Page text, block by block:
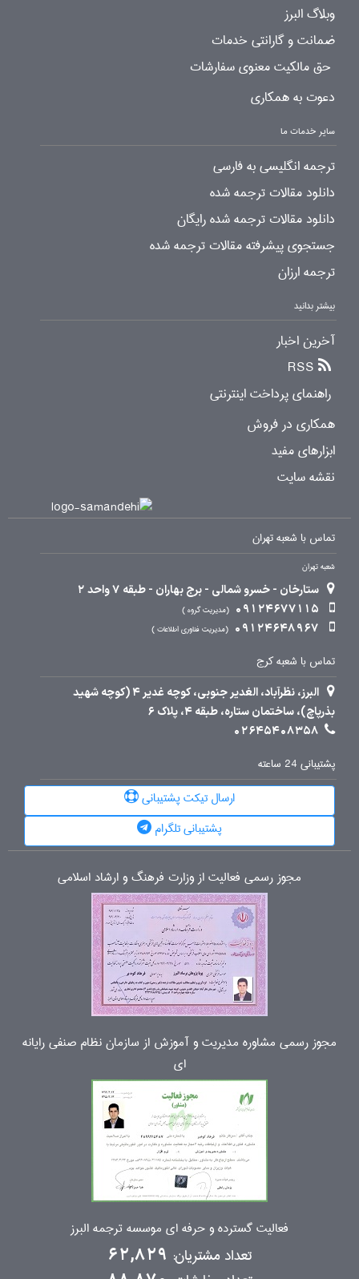
وبلاگ البرز
ضمانت و گارانتی خدمات
حق مالکیت معنوی سفارشات
دعوت به همکاری
سایر خدمات ما
ترجمه انگلیسی به فارسی
دانلود مقالات ترجمه شده
دانلود مقالات ترجمه شده رایگان
جستجوی پیشرفته مقالات ترجمه شده
ترجمه ارزان
بیشتر بدانید
آخرین اخبار
RSS
راهنمای پرداخت اینترنتی
همکاری در فروش
ابزارهای مفید
نقشه سایت
تماس با شعبه تهران
شعبه تهران
ستارخان - خسرو شمالی - برج بهاران - طبقه 7 واحد 2
09124677115
مدیریت گروه
09124648967 مدیریت فناوری اطلاعات
تماس با شعبه کرج
البرز، نظرآباد، الغدیر جنوبی، کوچه غدیر 4 (کوچه شهید
بذرپاچ)، ساختمان ستاره، طبقه 4، پلاک 6
02645408358
پشتیبانی 24 ساعته
ارسال تیکت پشتیبانی
پشتیبانی تلگرام
مجوز رسمی فعالیت از وزارت فرهنگ و ارشاد اسلامی
مجوز رسمی مشاوره مدیریت و آموزش از سازمان نظام صنفی رایانه
ای
فعالیت گسترده و حرفه ای موسسه ترجمه البرز
تعداد مشتریان: 62,829